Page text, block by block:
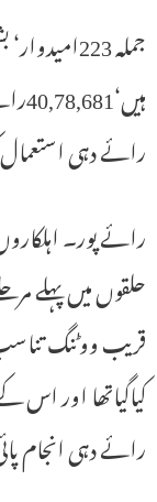
رائے دہی
قریب ووٹنگ
کیاگیاتھا اور
رائے دہی انجام